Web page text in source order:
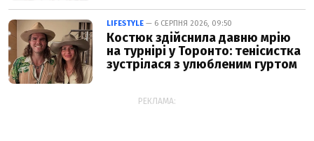
LIFESTYLE — 6 СЕРПНЯ 2026, 09:50
Костюк здійснила давню мрію
на турнірі у Торонто: тенісистка
зустрілася з улюбленим гуртом
РЕКЛАМА: